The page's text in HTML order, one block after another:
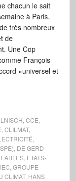
chacun le sait
à Paris,
très nombreux
de
Une Cop
François
«universel et
CCE
CLILMAT,
DE GERD
, ETATS-
GROUPE
CLIMAT, HANS